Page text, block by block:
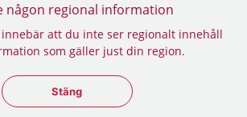
någon regional information
innebär att du inte ser regionalt innehåll
som gäller just din region.
Stäng regionsväljaren
Stäng